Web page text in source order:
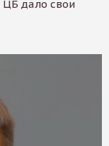
ЦБ дало свои